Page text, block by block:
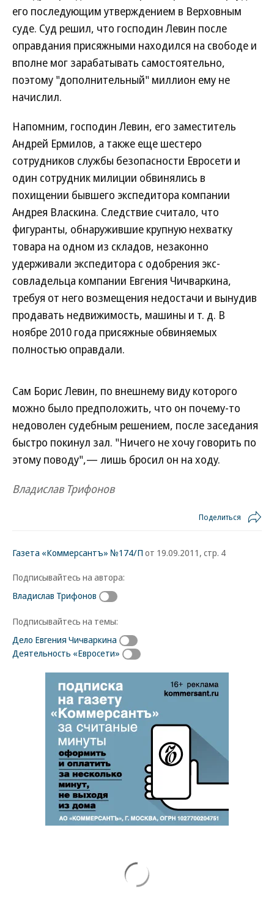
его последующим утверждением в Верховным
суде. Суд решил, что господин Левин после
оправдания присяжными находился на свободе и
вполне мог зарабатывать самостоятельно,
поэтому "дополнительный" миллион ему не
начислил.
Напомним, господин Левин, его заместитель
Андрей Ермилов, а также еще шестеро
сотрудников службы безопасности Евросети и
один сотрудник милиции обвинялись в
похищении бывшего экспедитора компании
Андрея Власкина. Следствие считало, что
фигуранты, обнаружившие крупную нехватку
товара на одном из складов, незаконно
удерживали экспедитора с одобрения экс-
совладельца компании Евгения Чичваркина,
требуя от него возмещения недостачи и вынудив
продавать недвижимость, машины и т. д. В
ноябре 2010 года присяжные обвиняемых
полностью оправдали.
Сам Борис Левин, по внешнему виду которого
можно было предположить, что он почему-то
недоволен судебным решением, после заседания
быстро покинул зал. "Ничего не хочу говорить по
этому поводу",— лишь бросил он на ходу.
Владислав Трифонов
Поделиться
Газета «Коммерсантъ» №174/П от 19.09.2011, стр. 4
Подписывайтесь на автора:
Владислав Трифонов
Подписывайтесь на темы:
Дело Евгения Чичваркина
Деятельность «Евросети»